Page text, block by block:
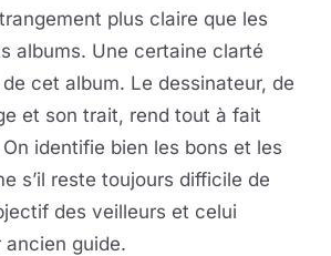
plus claire que les
albums. Une certaine clarté
cet album. Le dessinateur, de
et son trait, rend tout à fait
On identifie bien les bons et les
s’il reste toujours difficile de
des veilleurs et celui
ancien guide.